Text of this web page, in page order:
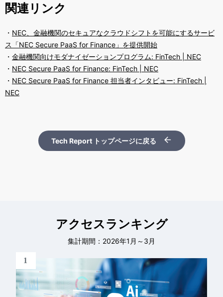
関連リンク
・ NEC、金融機関のセキュアなクラウドシフトを可能にするサービ
ス「NEC Secure PaaS for Finance」を提供開始
・ 金融機関向けモダナイゼーションプログラム: FinTech | NEC
・ NEC Secure PaaS for Finance: FinTech | NEC
・ NEC Secure PaaS for Finance 担当者インタビュー: FinTech |
NEC
Tech Report トップページに戻る
アクセスランキング
集計期間：2026年1月～3月
1